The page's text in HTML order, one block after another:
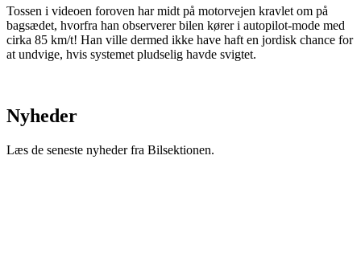
Tossen i videoen foroven har midt på motorvejen kravlet om på
bagsædet, hvorfra han observerer bilen kører i autopilot-mode med
cirka 85 km/t! Han ville dermed ikke have haft en jordisk chance for
at undvige, hvis systemet pludselig havde svigtet.
Nyheder
Læs de seneste nyheder fra Bilsektionen.